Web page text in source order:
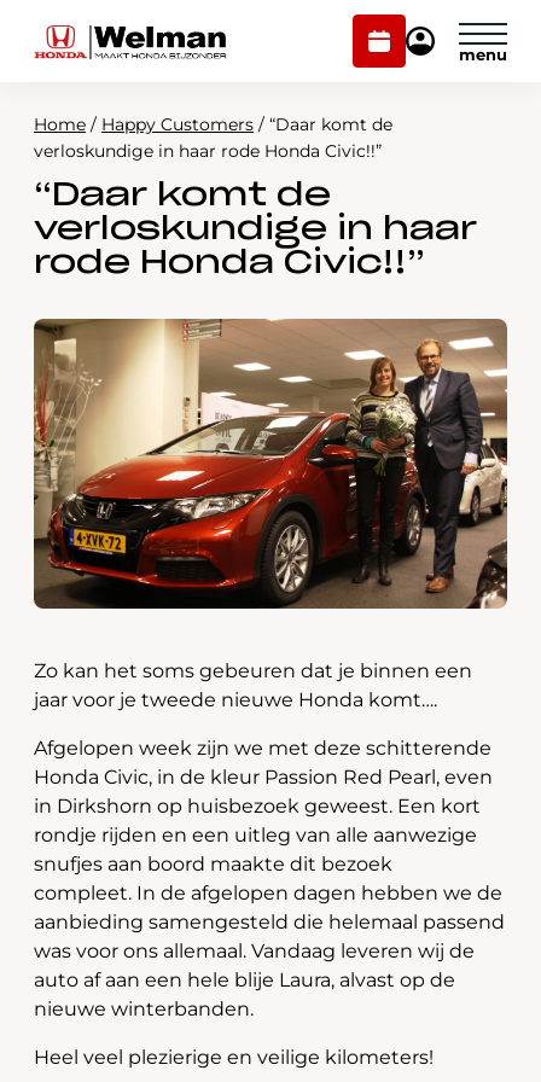
Plan
onderhoud
Mijn
Modellen
Voorraad
Onderhoud en service
Over ons
Webshop
Contact
Plan onderhoud
Mijn Honda Welman
Home / Happy Customers / “Daar komt de
verloskundige in haar rode Honda Civic!!”
“Daar komt de
verloskundige in haar
rode Honda Civic!!”
Zo kan het soms gebeuren dat je binnen een
jaar voor je tweede nieuwe Honda komt….
Afgelopen week zijn we met deze schitterende
Honda Civic, in de kleur Passion Red Pearl, even
in Dirkshorn op huisbezoek geweest. Een kort
rondje rijden en een uitleg van alle aanwezige
snufjes aan boord maakte dit bezoek
compleet. In de afgelopen dagen hebben we de
aanbieding samengesteld die helemaal passend
was voor ons allemaal. Vandaag leveren wij de
auto af aan een hele blije Laura, alvast op de
nieuwe winterbanden.
Heel veel plezierige en veilige kilometers!